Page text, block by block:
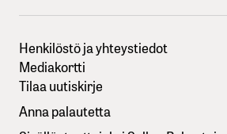
Henkilöstö ja yhteystiedot
Mediakortti
Tilaa uutiskirje
Anna palautetta